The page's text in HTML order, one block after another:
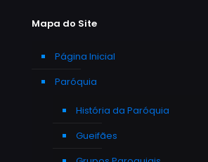
Mapa do Site
Página Inicial
Paróquia
História da Paróquia
Gueifães